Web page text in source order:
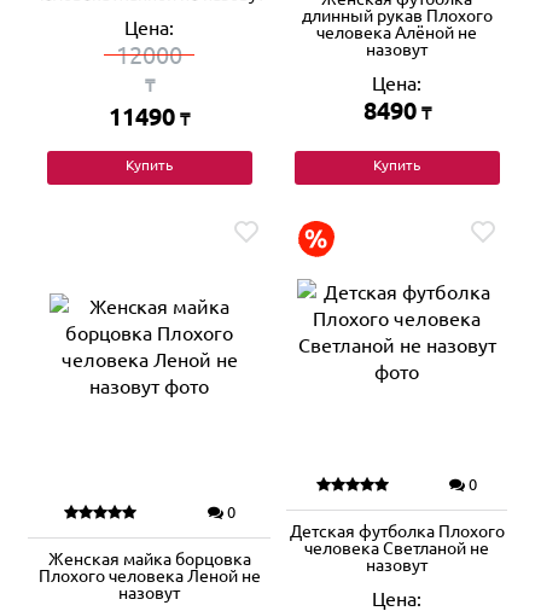
Цена:
12000
₸
11490 ₸
Купить
длинный рукав Плохого
человека Алёной не
назовут
Цена:
8490 ₸
Купить
0
Женская майка борцовка
Плохого человека Леной не
назовут
0
Детская футболка Плохого
человека Светланой не
назовут
Цена: